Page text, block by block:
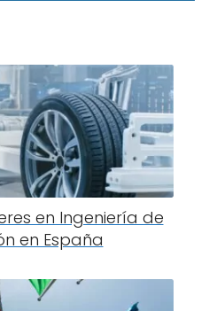
en Ingeniería de
en España